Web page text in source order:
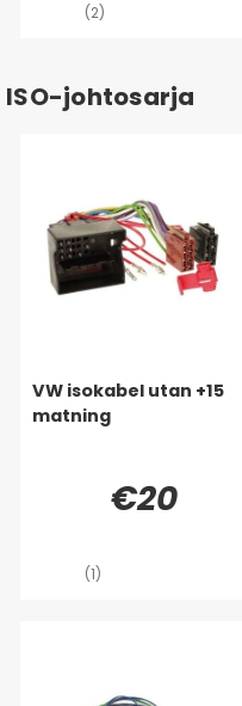
(2)
ISO-johtosarja
VW isokabel utan +15
matning
€20
(1)